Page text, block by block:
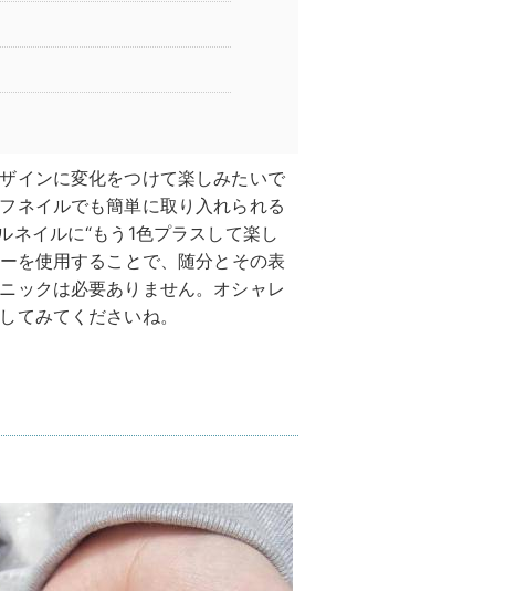
インに変化をつけて楽しみたいで
ネイルでも簡単に取り入れられる
イルに“もう1色プラスして楽し
を使用することで、随分とその表
ックは必要ありません。オシャレ
てみてくださいね。